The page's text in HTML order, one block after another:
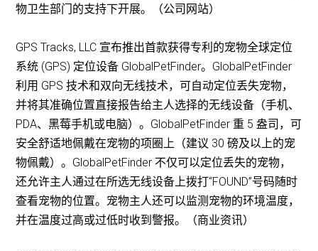
物卫生部门的支持下开展。（公司网站）
GPS Tracks, LLC 宣布推出首款获得专利的宠物全球定位
系统 (GPS) 定位设备 GlobalPetFinder。GlobalPetFinder
利用 GPS 技术和双向无线技术，可自动定位丢失宠物，
并将其准确位置直接报告给主人选择的无线设备（手机、
PDA、黑莓手机或电脑）。GlobalPetFinder 重 5 盎司，可
安全舒适地佩戴在宠物的项圈上（建议 30 磅及以上的宠
物佩戴）。GlobalPetFinder 不仅可以定位丢失的宠物，
还允许主人通过在所选无线设备上拨打“FOUND”号码随时
查看宠物的位置。宠物主人还可以监测宠物的环境温度，
并在温度过高或过低时收到警报。（商业资讯）